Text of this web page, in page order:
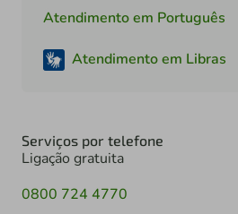
Atendimento em Português
Atendimento em Libras
Serviços por telefone
Ligação gratuita
0800 724 4770